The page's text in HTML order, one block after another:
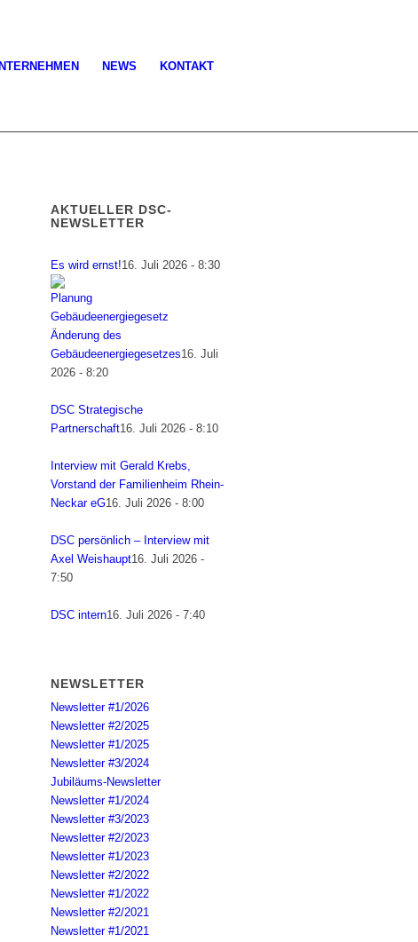
NEWS KONTAKT
AKTUELLER DSC-
NEWSLETTER
Es wird ernst!16. Juli 2026 - 8:30
Änderung des
Gebäudeenergiegesetzes16. Juli
2026 - 8:20
DSC Strategische
Partnerschaft16. Juli 2026 - 8:10
Interview mit Gerald Krebs,
Vorstand der Familienheim Rhein-
Neckar eG16. Juli 2026 - 8:00
DSC persönlich – Interview mit
Axel Weishaupt16. Juli 2026 -
7:50
DSC intern16. Juli 2026 - 7:40
NEWSLETTER
Newsletter #1/2026
Newsletter #2/2025
Newsletter #1/2025
Newsletter #3/2024
Jubiläums-Newsletter
Newsletter #1/2024
Newsletter #3/2023
Newsletter #2/2023
Newsletter #1/2023
Newsletter #2/2022
Newsletter #1/2022
Newsletter #2/2021
Newsletter #1/2021